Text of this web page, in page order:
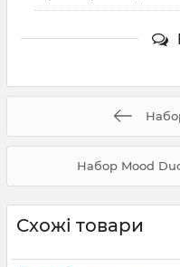
Набор Mood
Схожі товари